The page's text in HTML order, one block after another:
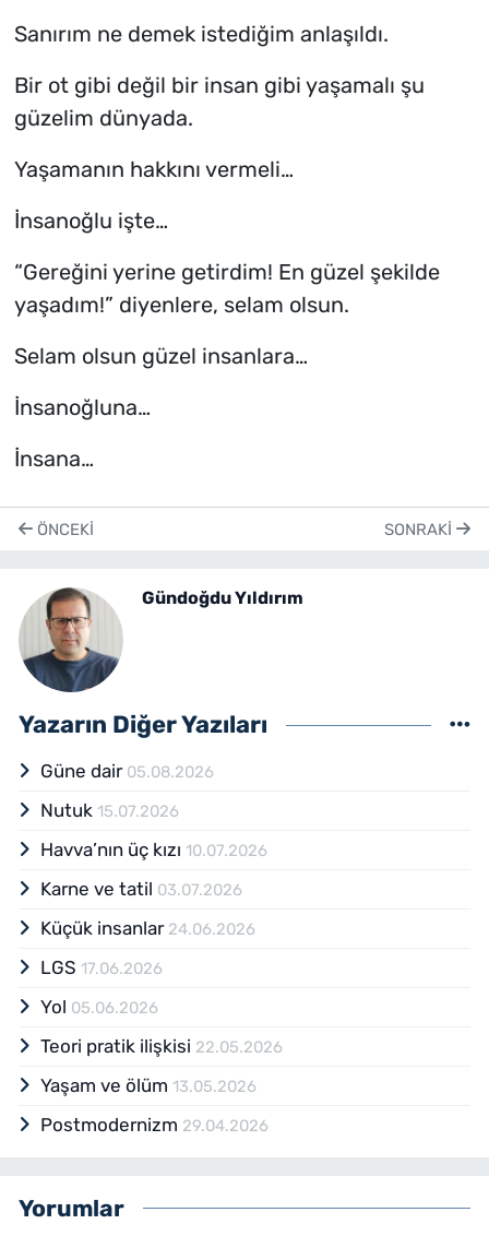
Sanırım ne demek istediğim anlaşıldı.
Bir ot gibi değil bir insan gibi yaşamalı şu
güzelim dünyada.
Yaşamanın hakkını vermeli…
İnsanoğlu işte…
“Gereğini yerine getirdim! En güzel şekilde
yaşadım!” diyenlere, selam olsun.
Selam olsun güzel insanlara…
İnsanoğluna…
İnsana…
ÖNCEKI SONRAKI
Gündoğdu Yıldırım
Yazarın Diğer Yazıları
Güne dair 05.08.2026
Nutuk 15.07.2026
Havva’nın üç kızı 10.07.2026
Karne ve tatil 03.07.2026
Küçük insanlar 24.06.2026
LGS 17.06.2026
Yol 05.06.2026
Teori pratik ilişkisi 22.05.2026
Yaşam ve ölüm 13.05.2026
Postmodernizm 29.04.2026
Yorumlar